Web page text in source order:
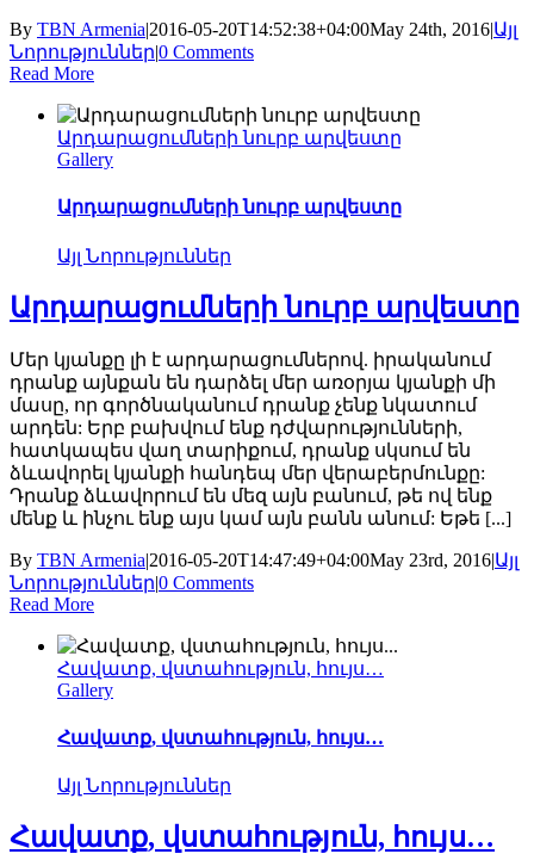
By TBN Armenia|2016-05-20T14:52:38+04:00May 24th, 2016|Այլ
Նորություններ|0 Comments
Read More
Արդարացումների նուրբ արվեստը
Gallery
Արդարացումների նուրբ արվեստը
Այլ Նորություններ
Արդարացումների նուրբ արվեստը
Մեր կյանքը լի է արդարացումներով. իրականում
դրանք այնքան են դարձել մեր առօրյա կյանքի մի
մասը, որ գործնականում դրանք չենք նկատում
արդեն: Երբ բախվում ենք դժվարությունների,
հատկապես վաղ տարիքում, դրանք սկսում են
ձևավորել կյանքի հանդեպ մեր վերաբերմունքը:
Դրանք ձևավորում են մեզ այն բանում, թե ով ենք
մենք և ինչու ենք այս կամ այն բանն անում: Եթե [...]
By TBN Armenia|2016-05-20T14:47:49+04:00May 23rd, 2016|Այլ
Նորություններ|0 Comments
Read More
Հավատք, վստահություն, հույս…
Gallery
Հավատք, վստահություն, հույս…
Այլ Նորություններ
Հավատք, վստահություն, հույս…